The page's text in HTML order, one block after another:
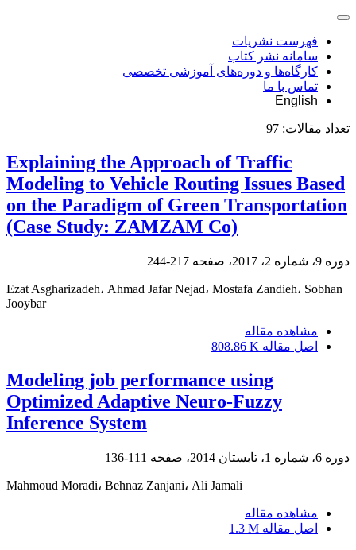
فهرست نشریات
سامانه نشر کتاب
کارگاه‌ها و دوره‌های آموزشی تخصصی
تماس با ما
English
تعداد مقالات: 97
Explaining the Approach of Traffic
Modeling to Vehicle Routing Issues Based
on the Paradigm of Green Transportation
(Case Study: ZAMZAM Co)
دوره 9، شماره 2، 2017، صفحه 217-244
Ezat Asgharizadeh، Ahmad Jafar Nejad، Mostafa Zandieh، Sobhan
Jooybar
مشاهده مقاله
اصل مقاله 808.86 K
Modeling job performance using
Optimized Adaptive Neuro-Fuzzy
Inference System
دوره 6، شماره 1، تابستان 2014، صفحه 111-136
Mahmoud Moradi، Behnaz Zanjani، Ali Jamali
مشاهده مقاله
اصل مقاله 1.3 M